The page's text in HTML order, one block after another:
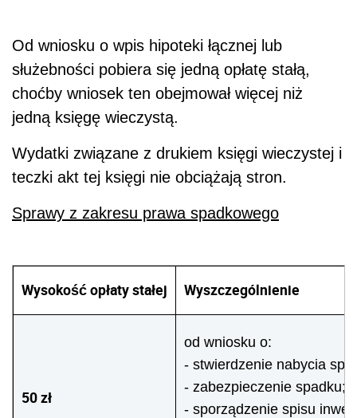
Od wniosku o wpis hipoteki łącznej lub
służebności pobiera się jedną opłatę stałą,
choćby wniosek ten obejmował więcej niż
jedną księgę wieczystą.
Wydatki związane z drukiem księgi wieczystej i
teczki akt tej księgi nie obciążają stron.
Sprawy z zakresu prawa spadkowego
Wysokość opłaty stałej Wyszczególnienie
50 zł
od wniosku o:
- stwierdzenie nabycia
- zabezpieczenie spadku;
- sporządzenie spisu